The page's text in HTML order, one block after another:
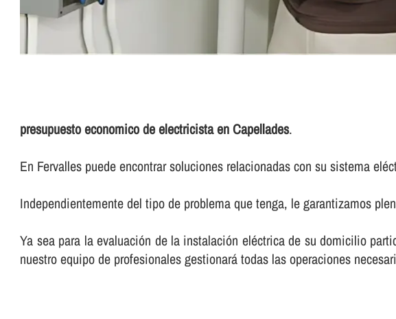
presupuesto economico de electricista en Capellades.
En Fervalles puede encontrar soluciones relacionadas con su sistema
Independientemente del tipo de problema que tenga, le garantizamos
Ya sea para la evaluación de la instalación eléctrica de su domicilio
nuestro equipo de profesionales gestionará todas las operaciones